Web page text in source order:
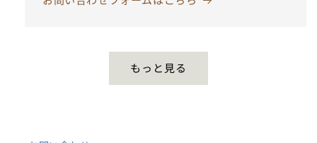
もっと見る